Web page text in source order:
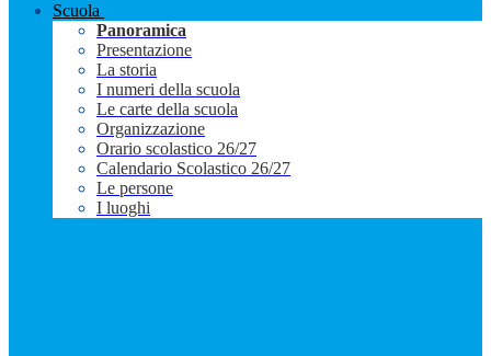
Scuola
Panoramica
Presentazione
La storia
I numeri della scuola
Le carte della scuola
Organizzazione
Orario scolastico 26/27
Calendario Scolastico 26/27
Le persone
I luoghi